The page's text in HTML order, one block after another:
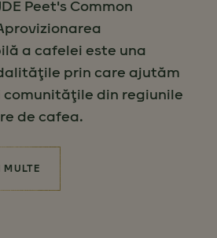
Peet's Common
a cafelei este una
prin care ajutăm
comunităţile din regiunile
de cafea.